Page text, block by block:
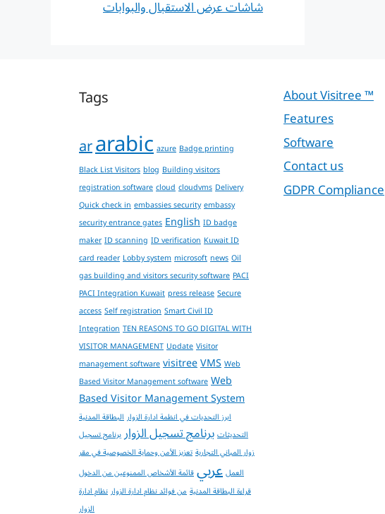
شاشات عرض الاستقبال والبوابات
Tags
ararabicazureBadge printing
Black List Visitorsblog Building visitors
registration softwarecloudcloudvmsDelivery
Quick check inembassies securityembassy
security entrance gatesEnglishID badge
makerID scanning ID verificationKuwait ID
card readerLobby systemmicrosoftnewsOil
gas building and visitors security softwarePACI
PACI Integration Kuwaitpress releaseSecure
accessSelf registrationSmart Civil ID
IntegrationTEN REASONS TO GO DIGITAL WITH
VISITOR MANAGEMENTUpdateVisitor
management softwarevisitreeVMSWeb
Based Visitor Management softwareWeb
Based Visitor Management System
ابرز التحديات في انظمة ادارة الزوارالبطاقة المدنية
التحديثاتبرنامج تسجيل الزواربرنامج تسجيل
زوار المباني التجاريةتعزيز الأمن وحماية الخصوصية في مقر
العملعربيقائمة الأشخاص الممنوعين من الدخول
قراءة البطاقة المدنيةمن فوائد نظام ادارة الزوارنظام ادارة
الزوار
About Visitree ™
Features
Software
Contact us
GDPR Compliance